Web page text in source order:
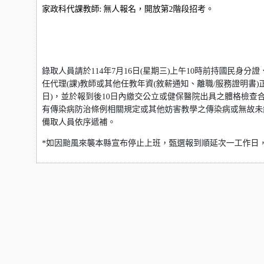
家政科代課教師: 無人報名，開放第2階段招考。
錄取人員請於114年7月16日(星期三)上午10時前持國民身分
任代理(課)教師或其他任教年資(敘薪通知、離職/服務證明書
日)，並於報到後10日內繳交公立或健保醫院出具之體格檢
有傳染病防治條例相關規定或其他妨害教學之傳染病或無故
備取人員依序遞補。
*如因颱風來襲本縣宣布停止上班，甄選報到順延次一工作日